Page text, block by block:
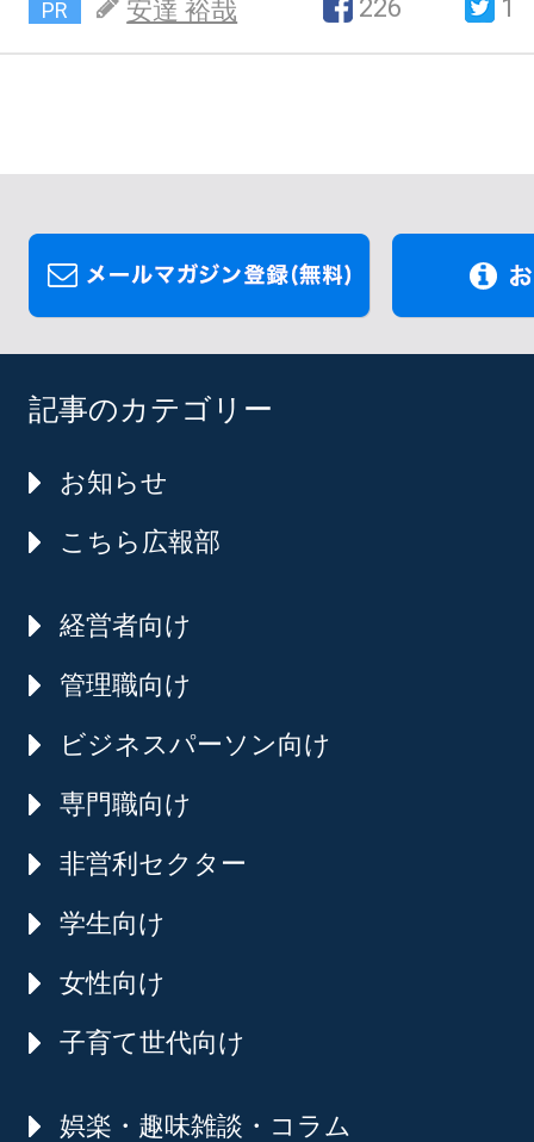
PR 安達 裕哉 226 1
記事のカテゴリー
お知らせ
こちら広報部
経営者向け
管理職向け
ビジネスパーソン向け
専門職向け
非営利セクター
学生向け
女性向け
子育て世代向け
娯楽・趣味雑談・コラム